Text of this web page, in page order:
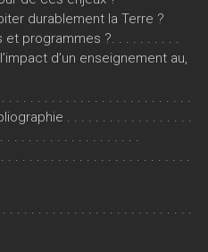
du Louvain
le fruit d’un travail de terrain
autour d’une
thématique.
durablement la Terre ?
programmes ?. . . . . . . . . .
d’un enseignement au,
. . . . . . . . . . . . . . . . . . . . . . . . .
. . . . . . . . . . . . . . . . . .
. . . . . . . . . . . . . . . . . . . . . . . . .
. . . . . . . . . . . . . . . . . . . . . . . . .